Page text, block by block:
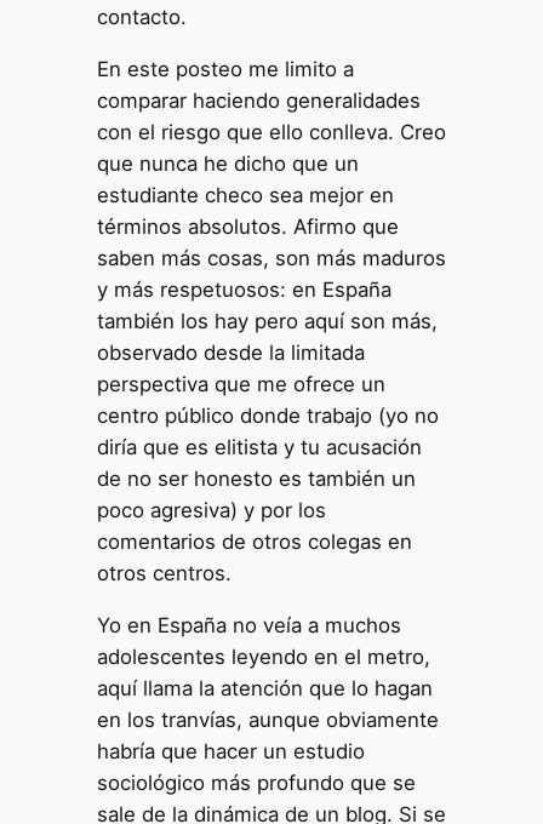
contacto.
En este posteo me limito a
comparar haciendo generalidades
con el riesgo que ello conlleva. Creo
que nunca he dicho que un
estudiante checo sea mejor en
términos absolutos. Afirmo que
saben más cosas, son más maduros
y más respetuosos: en España
también los hay pero aquí son más,
observado desde la limitada
perspectiva que me ofrece un
centro público donde trabajo (yo no
diría que es elitista y tu acusación
de no ser honesto es también un
poco agresiva) y por los
comentarios de otros colegas en
otros centros.
Yo en España no veía a muchos
adolescentes leyendo en el metro,
aquí llama la atención que lo hagan
en los tranvías, aunque obviamente
habría que hacer un estudio
sociológico más profundo que se
sale de la dinámica de un blog. Si se